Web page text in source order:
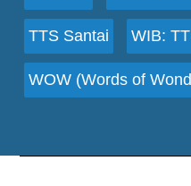
TTS Santai WIB:
WOW (Words of